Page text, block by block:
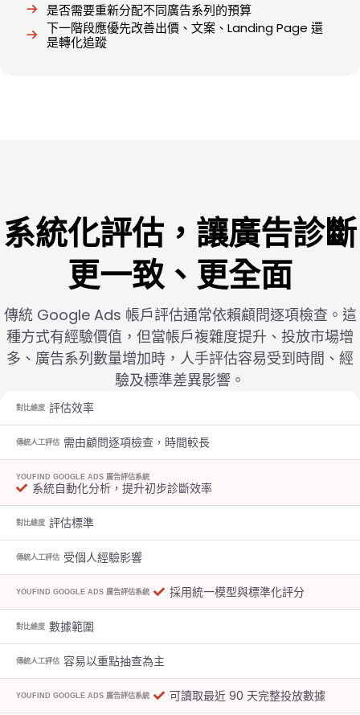
是否需要重新分配不同廣告系列的預算
下一階段應優先改善出價、文案、Landing Page 還
是轉化追蹤
系統化評估，讓廣告診斷
更一致、更全面
傳統 Google Ads 帳戶評估通常依賴顧問逐項檢查。這
種方式有經驗價值，但當帳戶複雜度提升、投放市場增
多、廣告系列數量增加時，人手評估容易受到時間、經
驗及標準差異影響。
對比維度 評估效率
傳統人工評估 需由顧問逐項檢查，時間較長
YOUFIND GOOGLE ADS 廣告評估系統
系統自動化分析，提升初步診斷效率
對比維度 評估標準
傳統人工評估 受個人經驗影響
YOUFIND GOOGLE ADS 廣告評估系統 採用統一模型與標準化評分
對比維度 數據範圍
傳統人工評估 容易以重點抽查為主
YOUFIND GOOGLE ADS 廣告評估系統 可讀取最近 90 天完整投放數據